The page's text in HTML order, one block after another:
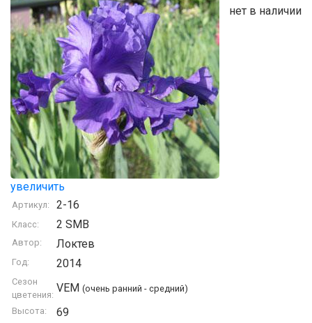
увеличить
нет в наличии
Артикул: 2-16
Класс: 2 SMB
Автор: Локтев
Год: 2014
Сезон
цветения:
VEM (очень ранний - средний)
Высота: 69